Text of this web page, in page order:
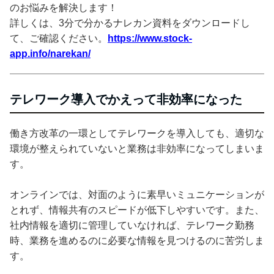
のお悩みを解決します！
詳しくは、3分で分かるナレカン資料をダウンロードし
て、ご確認ください。
https://www.stock-
app.info/narekan/
テレワーク導入でかえって非効率になった
働き方改革の一環としてテレワークを導入しても、適切な
環境が整えられていないと業務は非効率になってしまいま
す。
オンラインでは、対面のように素早いミュニケーションが
とれず、情報共有のスピードが低下しやすいです。また、
社内情報を適切に管理していなければ、テレワーク勤務
時、業務を進めるのに必要な情報を見つけるのに苦労しま
す。